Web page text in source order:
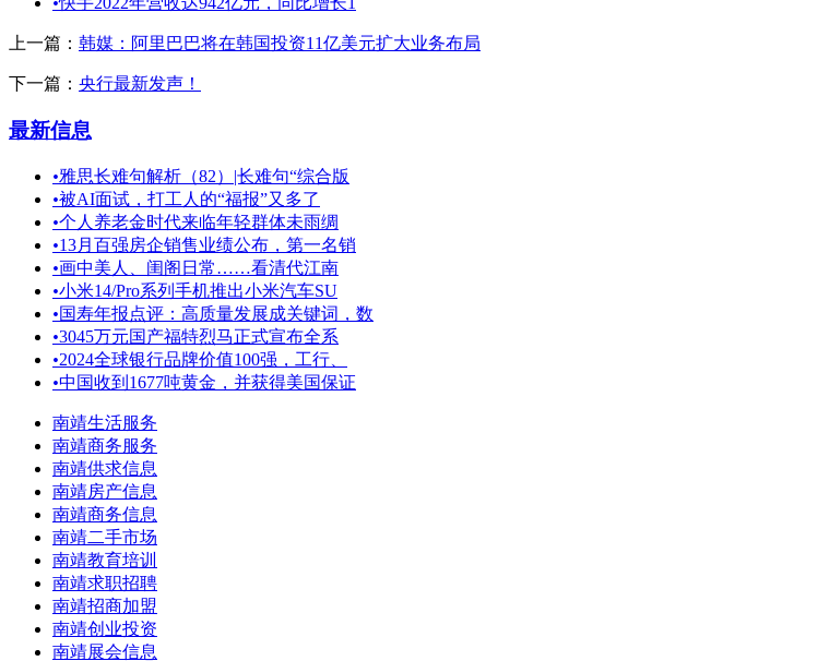
上一篇： 韩媒：阿里巴巴将在韩国投资11亿美元扩大业务布局
下一篇： 央行最新发声！
最新信息
•雅思长难句解析（82）|长难句“综合版
•被AI面试，打工人的“福报”又多了
•个人养老金时代来临年轻群体未雨绸
•13月百强房企销售业绩公布，第一名销
•画中美人、闺阁日常……看清代江南
•小米14/Pro系列手机推出小米汽车SU
•国寿年报点评：高质量发展成关键词，数
•3045万元国产福特烈马正式宣布全系
•2024全球银行品牌价值100强，工行、
•中国收到1677吨黄金，并获得美国保证
南靖生活服务
南靖商务服务
南靖供求信息
南靖房产信息
南靖商务信息
南靖二手市场
南靖教育培训
南靖求职招聘
南靖招商加盟
南靖创业投资
南靖展会信息